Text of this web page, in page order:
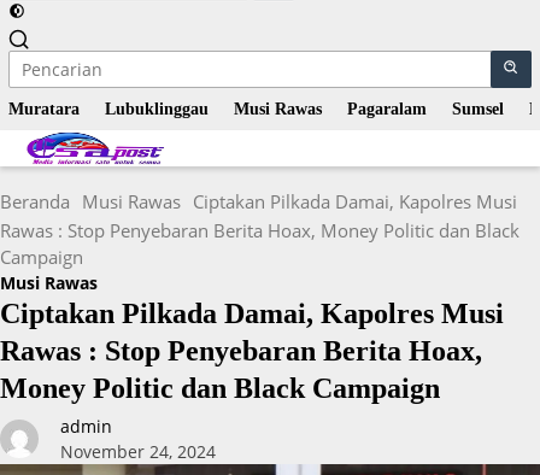
Muratara Lubuklinggau Musi Rawas Pagaralam Sumsel
Beranda Musi Rawas Ciptakan Pilkada Damai, Kapolres Musi
Rawas : Stop Penyebaran Berita Hoax, Money Politic dan Black
Campaign
Musi Rawas
Ciptakan Pilkada Damai, Kapolres Musi
Rawas : Stop Penyebaran Berita Hoax,
Money Politic dan Black Campaign
admin
November 24, 2024